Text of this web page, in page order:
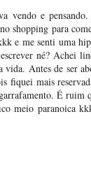
vendo e
shopping para
e me senti uma
né? Achei
vida. Antes de ser
fiquei mais
É ruim
meio paranoica